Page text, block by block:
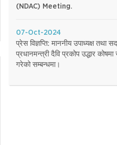
(NDAC) Meeting.
07-Oct-2024
प्रेस विज्ञप्ति: माननीय उपाध्यक्ष तथा
प्रधानमन्त्री दैवि प्रकोप उद्धार
गरेको सम्बन्धमा।